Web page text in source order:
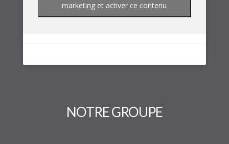
marketing et activer ce contenu
NOTRE GROUPE